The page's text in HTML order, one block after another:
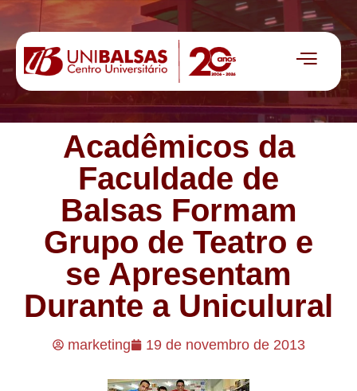
Acadêmicos da
Faculdade de
Balsas Formam
Grupo de Teatro e
se Apresentam
Durante a Uniculural
marketing 19 de novembro de 2013